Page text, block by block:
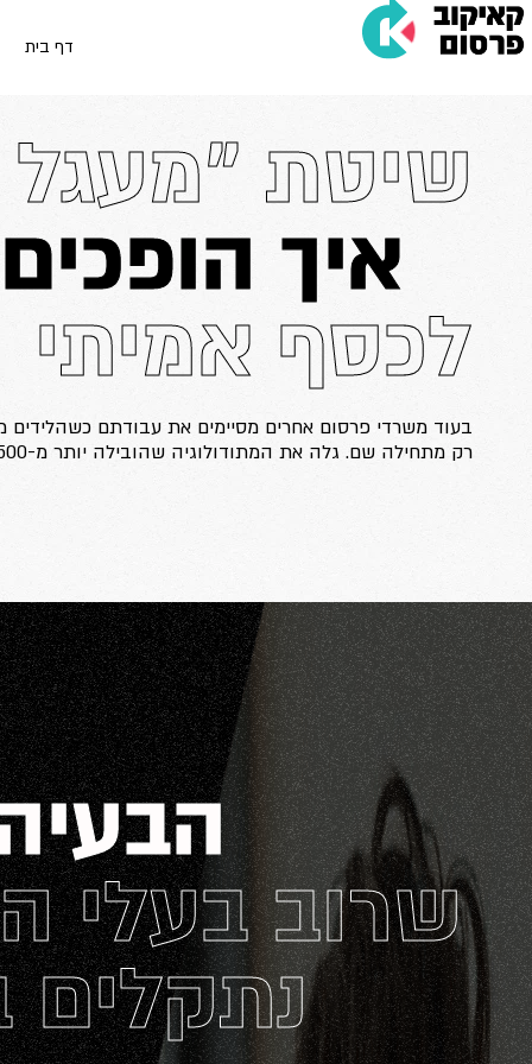
דף בית
שיטת "מעגל
איך
לכסף אמיתי
בעוד משרדי פרסום אחרים מסיימים את עבודתם כשהלידים
רק מתחילה שם. גלה את המתודולוגיה שהובילה יותר מ-1,500 עסקים להצלחה.
קבע שיחת היכרות
שרוב בעלי
נתקלים